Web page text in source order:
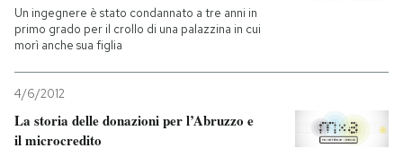
Un ingegnere è stato condannato a tre anni in
primo grado per il crollo di una palazzina in cui
morì anche sua figlia
4/6/2012
La storia delle donazioni per l’Abruzzo e
il microcredito